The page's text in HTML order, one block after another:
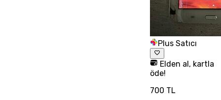
Plus Satıcı
Elden al, kartla
öde!
700 TL